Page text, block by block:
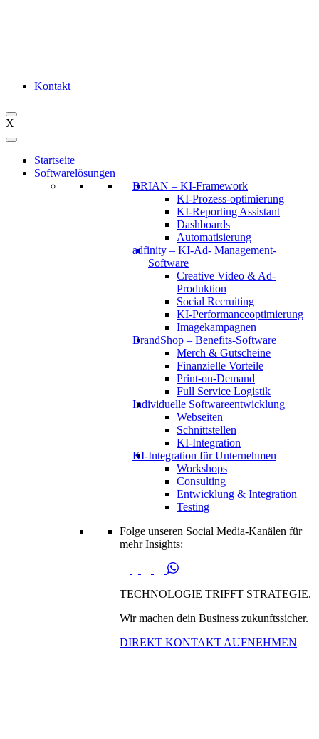
Kontakt
X
Startseite
Softwarelösungen
BRIAN – KI-Framework
KI-Prozess-optimierung
KI-Reporting Assistant
Dashboards
Automatisierung
adfinity – KI-Ad- Management-
Software
Creative Video & Ad-
Produktion
Social Recruiting
KI-Performanceoptimierung
Imagekampagnen
BrandShop – Benefits-Software
Merch & Gutscheine
Finanzielle Vorteile
Print-on-Demand
Full Service Logistik
Individuelle Softwareentwicklung
Webseiten
Schnittstellen
KI-Integration
KI-Integration für Unternehmen
Workshops
Consulting
Entwicklung & Integration
Testing
Folge unseren Social Media-Kanälen für
mehr Insights:
TECHNOLOGIE TRIFFT STRATEGIE.
Wir machen dein Business zukunftssicher.
DIREKT KONTAKT AUFNEHMEN